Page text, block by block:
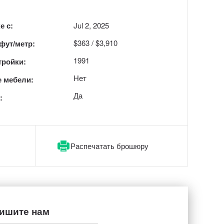
с:
метр:
мебели:
Jul 2, 2025
$363 / $3,910
1991
Нет
Да
Распечатать брошюру
нам